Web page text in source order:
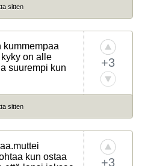
sitten
kummempaa
on alle
suurempi kun
+3
sitten
kun ostaa
+3